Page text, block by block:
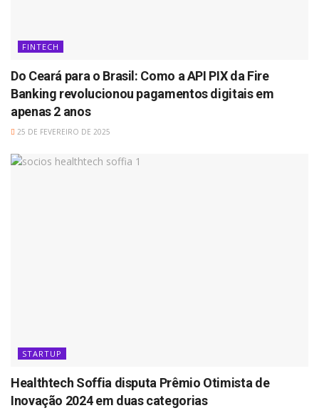
FINTECH
Do Ceará para o Brasil: Como a API PIX da Fire
Banking revolucionou pagamentos digitais em
apenas 2 anos
25 DE FEVEREIRO DE 2025
STARTUP
Healthtech Soffia disputa Prêmio Otimista de
Inovação 2024 em duas categorias